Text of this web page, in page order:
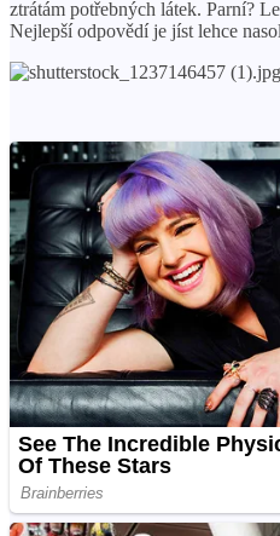
ztrátám potřebných látek. Parní?
Nejlepší odpovědí je jíst lehce